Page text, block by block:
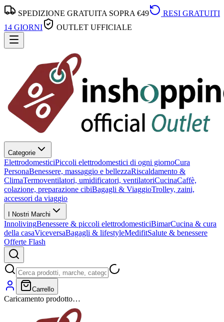
SPEDIZIONE GRATUITA SOPRA €49
RESI GRATUITI
14 GIORNI
OUTLET UFFICIALE
Categorie
ElettrodomesticiPiccoli elettrodomestici di ogni giornoCura
PersonaBenessere, massaggio e bellezzaRiscaldamento &
ClimaTermoventilatori, umidificatori, ventilatoriCucinaCaffè,
colazione, preparazione cibiBagagli & ViaggioTrolley, zaini,
accessori da viaggio
I Nostri Marchi
InnolivingBenessere & piccoli elettrodomesticiBimarCucina & cura
della casaViceversaBagagli & lifestyleMedifitSalute & benessere
Offerte Flash
Carrello
Caricamento prodotto…